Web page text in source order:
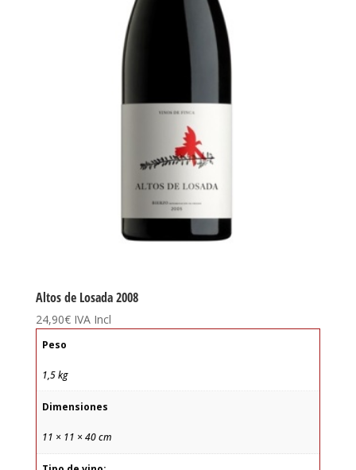
Altos de Losada 2008
24,90€ IVA Incl
Peso
1,5 kg
Dimensiones
11 × 11 × 40 cm